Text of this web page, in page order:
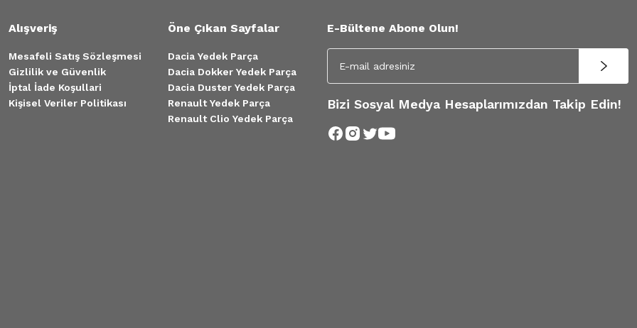
Alışveriş
Mesafeli Satış Sözleşmesi
Gizlilik ve Güvenlik
İptal İade Koşullari
Kişisel Veriler Politikası
Öne Çıkan Sayfalar
Dacia Yedek Parça
Dacia Dokker Yedek Parça
Dacia Duster Yedek Parça
Renault Yedek Parça
Renault Clio Yedek Parça
E-Bültene Abone Olun!
Bizi Sosyal Medya Hesaplarımızdan Takip Edin!